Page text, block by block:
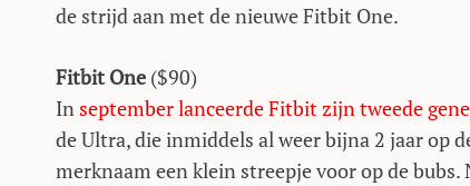
de strijd aan met de nieuwe Fitbit One.
Fitbit One ($90)
In september lanceerde Fitbit zijn tweede
de Ultra, die inmiddels al weer bijna 2 jaar op
merknaam een klein streepje voor op de